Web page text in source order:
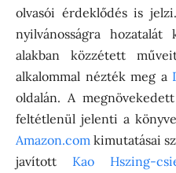
olvasói érdeklődés is jelzi.
nyilvánosságra hozatalát
alakban közzétett
alkalommal nézték meg a
oldalán. A
feltétlenül jelenti a
Amazon.com kimutatásai
javított Kao Hszing-